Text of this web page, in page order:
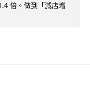
倍。做到「減店增